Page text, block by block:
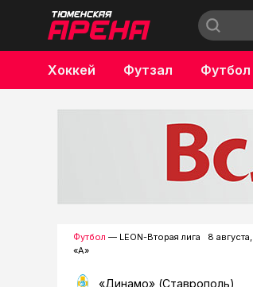
Хоккей Футзал Футбол
Бокс
Футбол — LEON-Вторая лига
«А»
8
«Динамо» (Ставрополь)